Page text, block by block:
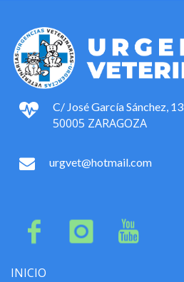
C/ José García Sánchez, 13
50005 ZARAGOZA
urgvet@hotmail.com
INICIO